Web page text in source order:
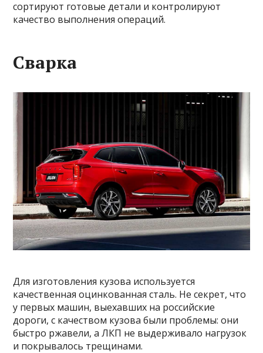
сортируют готовые детали и контролируют
качество выполнения операций.
Сварка
Для изготовления кузова используется
качественная оцинкованная сталь. Не секрет, что
у первых машин, выехавших на российские
дороги, с качеством кузова были проблемы: они
быстро ржавели, а ЛКП не выдерживало нагрузок
и покрывалось трещинами.